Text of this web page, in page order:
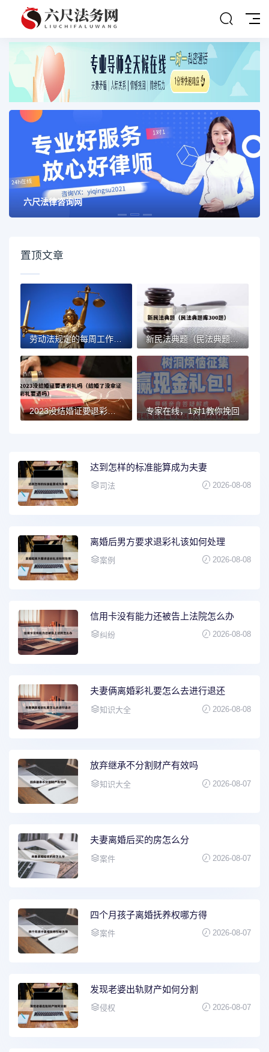
六尺法律咨询网
置顶文章
劳动法规定的每周工作时间（八小时、四十四小时） 新民法典题（民法典题库300题）
2023没结婚证要退彩礼吗（结婚了没拿证彩礼要退吗） 专家在线，1对1教你挽回
达到怎样的标准能算成为夫妻
司法 2026-08-08
离婚后男方要求退彩礼该如何处理
案例 2026-08-08
信用卡没有能力还被告上法院怎么办
纠纷 2026-08-08
夫妻俩离婚彩礼要怎么去进行退还
知识大全 2026-08-08
放弃继承不分割财产有效吗
知识大全 2026-08-07
夫妻离婚后买的房怎么分
案件 2026-08-07
四个月孩子离婚抚养权哪方得
案件 2026-08-07
发现老婆出轨财产如何分割
侵权 2026-08-07